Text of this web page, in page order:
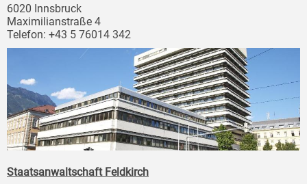
6020 Innsbruck
Maximilianstraße 4
Telefon: +43 5 76014 342
Staatsanwaltschaft Feldkirch